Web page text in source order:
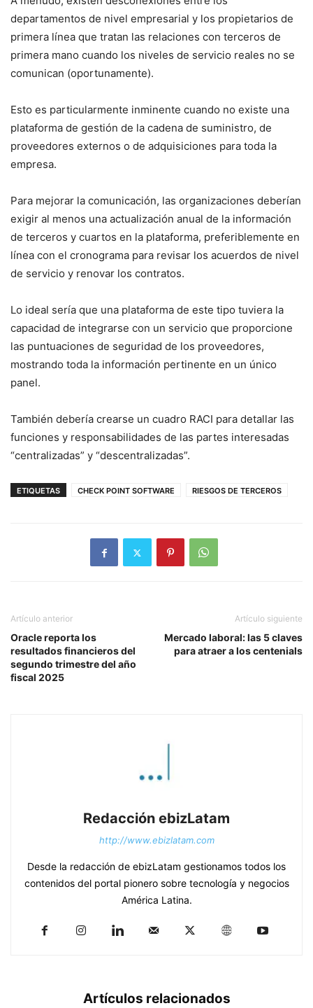
departamentos de nivel empresarial y los propietarios de
primera línea que tratan las relaciones con terceros de
primera mano cuando los niveles de servicio reales no se
comunican (oportunamente).
Esto es particularmente inminente cuando no existe una
plataforma de gestión de la cadena de suministro, de
proveedores externos o de adquisiciones para toda la
empresa.
Para mejorar la comunicación, las organizaciones deberían
exigir al menos una actualización anual de la información
de terceros y cuartos en la plataforma, preferiblemente en
línea con el cronograma para revisar los acuerdos de nivel
de servicio y renovar los contratos.
Lo ideal sería que una plataforma de este tipo tuviera la
capacidad de integrarse con un servicio que proporcione
las puntuaciones de seguridad de los proveedores,
mostrando toda la información pertinente en un único
panel.
También debería crearse un cuadro RACI para detallar las
funciones y responsabilidades de las partes interesadas
“centralizadas” y “descentralizadas”.
ETIQUETAS CHECK POINT SOFTWARE RIESGOS DE TERCEROS
Artículo anterior
Oracle reporta los
resultados financieros del
segundo trimestre del año
fiscal 2025
Artículo siguiente
Mercado laboral: las 5 claves
para atraer a los centenials
Redacción ebizLatam
http://www.ebizlatam.com
Desde la redacción de ebizLatam gestionamos todos los
contenidos del portal pionero sobre tecnología y negocios
América Latina.
Artículos relacionados